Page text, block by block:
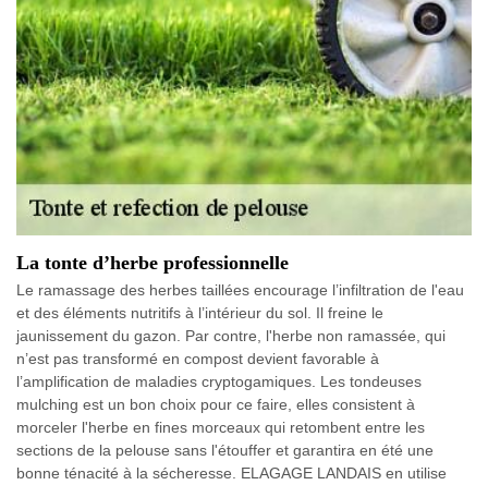
La tonte d’herbe professionnelle
Le ramassage des herbes taillées encourage l’infiltration de l'eau
et des éléments nutritifs à l’intérieur du sol. Il freine le
jaunissement du gazon. Par contre, l'herbe non ramassée, qui
n’est pas transformé en compost devient favorable à
l’amplification de maladies cryptogamiques. Les tondeuses
mulching est un bon choix pour ce faire, elles consistent à
morceler l'herbe en fines morceaux qui retombent entre les
sections de la pelouse sans l'étouffer et garantira en été une
bonne ténacité à la sécheresse. ELAGAGE LANDAIS en utilise